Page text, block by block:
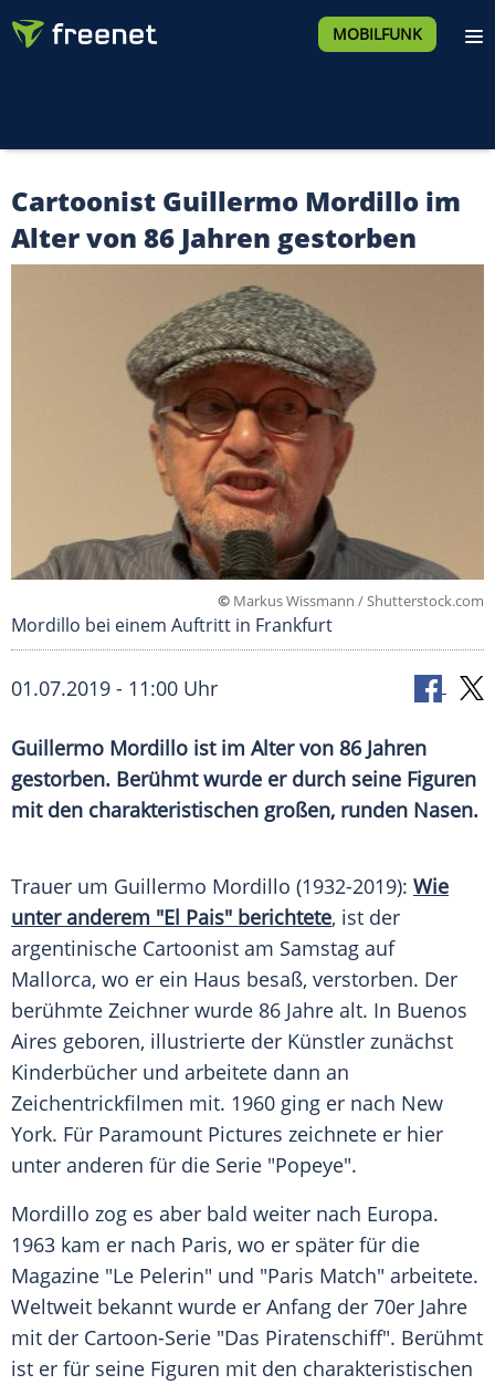
MOBILFUNK
Cartoonist Guillermo Mordillo im
Alter von 86 Jahren gestorben
© Markus Wissmann / Shutterstock.com
Mordillo bei einem Auftritt in Frankfurt
01.07.2019 - 11:00 Uhr
Guillermo Mordillo ist im Alter von 86 Jahren
gestorben. Berühmt wurde er durch seine Figuren
mit den charakteristischen großen, runden Nasen.
Trauer um Guillermo Mordillo (1932-2019): Wie
unter anderem "El Pais" berichtete, ist der
argentinische Cartoonist am Samstag auf
Mallorca, wo er ein Haus besaß, verstorben. Der
berühmte Zeichner wurde 86 Jahre alt. In Buenos
Aires geboren, illustrierte der Künstler zunächst
Kinderbücher und arbeitete dann an
Zeichentrickfilmen mit. 1960 ging er nach New
York. Für Paramount Pictures zeichnete er hier
unter anderen für die Serie "Popeye".
Mordillo zog es aber bald weiter nach Europa.
1963 kam er nach Paris, wo er später für die
Magazine "Le Pelerin" und "Paris Match" arbeitete.
Weltweit bekannt wurde er Anfang der 70er Jahre
mit der Cartoon-Serie "Das Piratenschiff". Berühmt
ist er für seine Figuren mit den charakteristischen